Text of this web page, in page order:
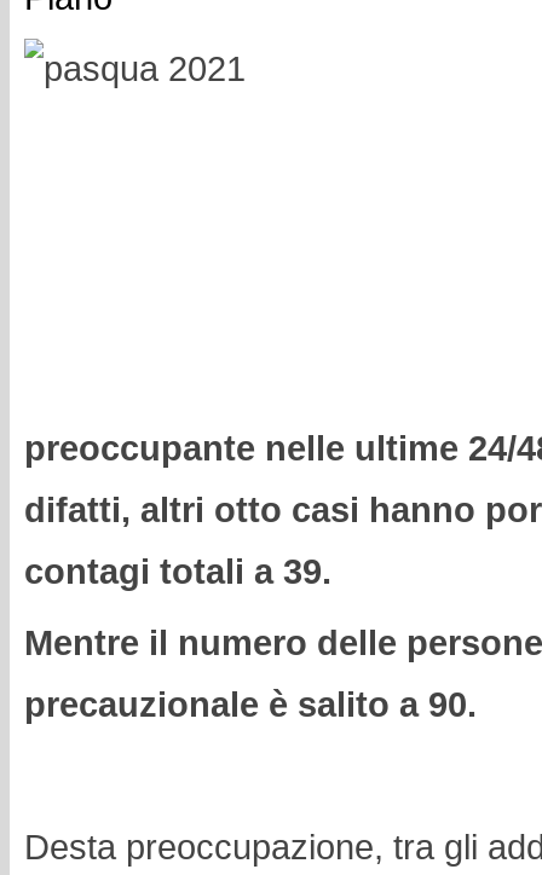
preoccupante nelle ultime 24/
difatti, altri otto casi hanno
contagi totali a 39.
Mentre il numero delle
precauzionale è salito a 90.
Desta preoccupazione, tra gli